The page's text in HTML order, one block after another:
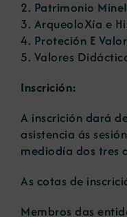
2. Patrimonio
3. ArqueoloXía e
4. Proteción E
5. Valores
Inscrición:
A inscrición dará
asistencia ás
mediodía dos tres
As cotas de
Membros das